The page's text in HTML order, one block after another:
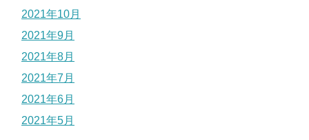
2021年10月
2021年9月
2021年8月
2021年7月
2021年6月
2021年5月